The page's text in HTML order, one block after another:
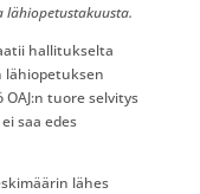
lähiopetustakuusta.
hallitukselta
lähiopetuksen
tuore selvitys
saa edes
lähes